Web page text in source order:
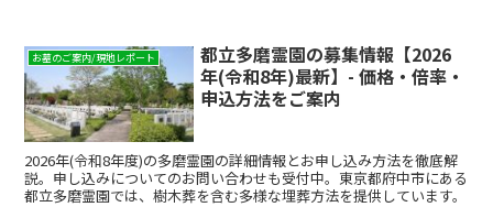
お墓のご案内/現地レポート
都立多磨霊園の募集情報【2026
年(令和8年)最新】- 価格・倍率・
申込方法をご案内
2026年(令和8年度)の多磨霊園の詳細情報とお申し込み方法を徹底解
説。申し込みについてのお問い合わせも受付中。東京都府中市にある
都立多磨霊園では、樹木葬を含む多様な埋葬方法を提供しています。